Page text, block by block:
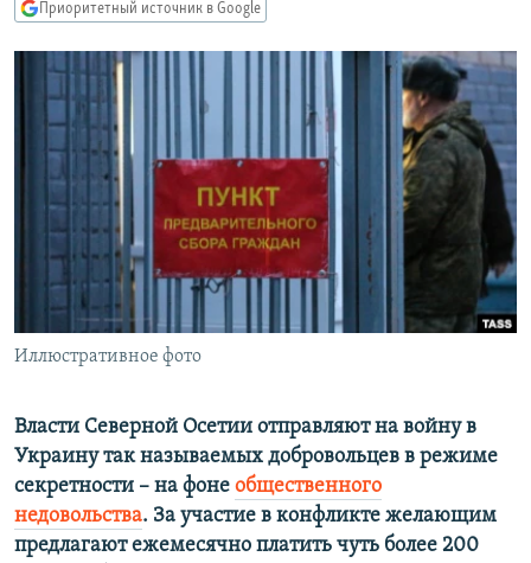
поиску
СЕВЕР.РЕАЛИИ
СИБИРЬ.РЕАЛИИ
РАСПИСАНИЕ ВЕЩАНИЯ
ПОДПИШИТЕСЬ НА РАССЫЛКУ
СОЦИАЛЬНЫЕ СЕТИ
Приоритетный источник в Google
Иллюстративное фото
Власти Северной Осетии отправляют на войну в
Украину так называемых добровольцев в режиме
секретности – на фоне общественного
недовольства. За участие в конфликте желающим
предлагают ежемесячно платить чуть более 200